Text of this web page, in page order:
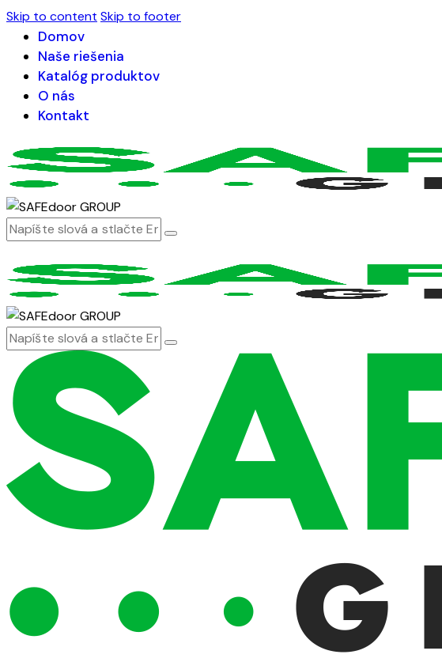
Skip to content Skip to footer
Domov
Naše riešenia
Katalóg produktov
O nás
Kontakt